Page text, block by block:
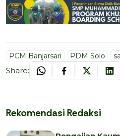
PCM Banjarsari PDM Solo
Share:
Rekomendasi Redaksi